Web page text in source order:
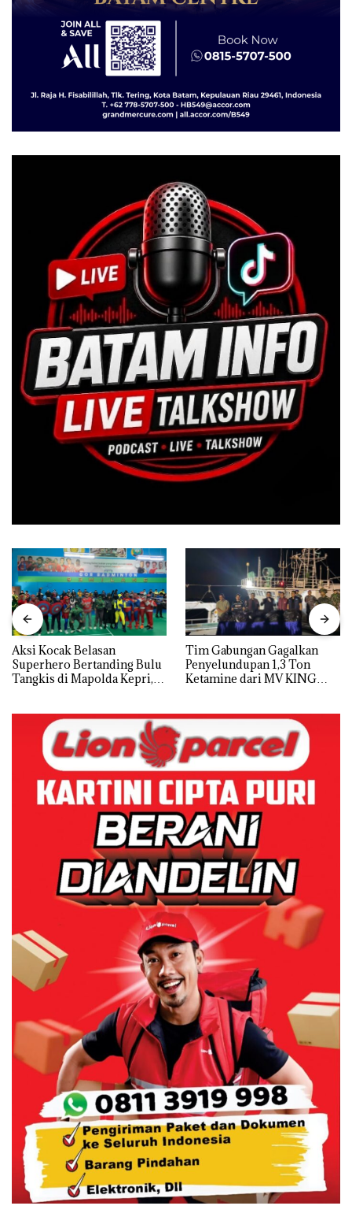
Aksi Kocak Belasan
Superhero Bertanding Bulu
Tangkis di Mapolda Kepri,
Tim Gabungan Gagalkan
Penyelundupan 1,3 Ton
Ketamine dari MV KING